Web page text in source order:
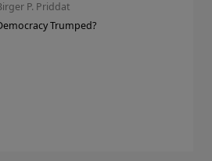
P. Priddat
Trumped?